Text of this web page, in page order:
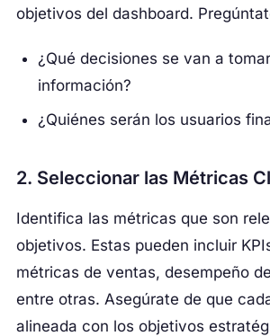
objetivos del dashboard.
¿Qué decisiones se van a
información?
¿Quiénes serán los usuarios
2. Seleccionar las Métricas
Identifica las métricas que son
objetivos. Estas pueden incluir
métricas de ventas, desempeño
entre otras. Asegúrate de que
alineada con los objetivos